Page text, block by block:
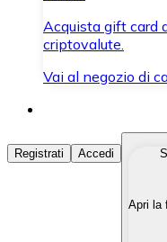
Acquista gift card
criptovalute.
Vai al negozio di
Acquista
Acquista le
Registrati Accedi
Apri la